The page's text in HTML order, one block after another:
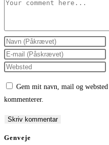
Comment
Enter
your
name
comment
Enter
your
comment
Enter
(optional)
Gem mit navn, mail og
kommenterer.
Genveje